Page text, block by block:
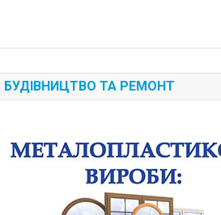
БУДІВНИЦТВО ТА РЕМОНТ